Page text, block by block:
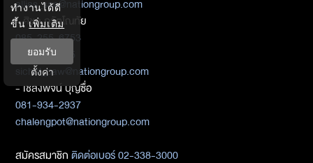
allias_sae@nationgroup.com
- ศิชล ภวัตโณทัย
085-255-6753
02-338-3325
sichol_paw@nationgroup.com
- เชลงพจน์ บุญซื่อ
081-934-2937
chalengpot@nationgroup.com
สมัครสมาชิกติดต่อเบอร์ 02-338-3000
ทำงานได้ดี
ขึ้นเพิ่มเติม
ยอมรับ
ตั้งค่า